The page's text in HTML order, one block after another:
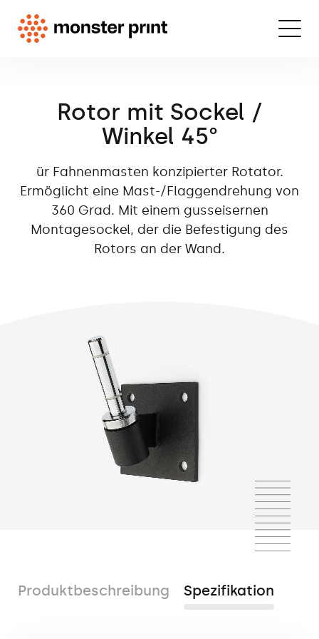
Rotor mit Sockel /
Winkel 45°
ür Fahnenmasten konzipierter Rotator.
Ermöglicht eine Mast-/Flaggendrehung von
360 Grad. Mit einem gusseisernen
Montagesockel, der die Befestigung des
Rotors an der Wand.
Produktbeschreibung Spezifikation